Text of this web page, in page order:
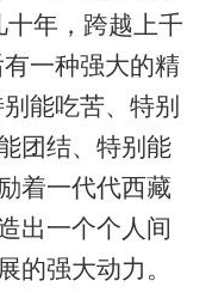
十年，跨越上千
一种强大的精
能吃苦、特别
团结、特别能
着一代代西藏
出一个个人间
的强大动力。